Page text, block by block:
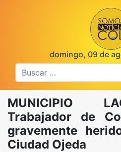
domingo, 09 de
MUNICIPIO
Trabajador de
gravemente
Ciudad Ojeda